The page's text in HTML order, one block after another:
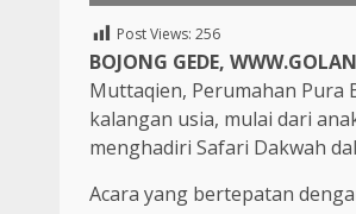
Post Views: 256
BOJONG GEDE,
Muttaqien, Perumahan Pura
kalangan usia, mulai dari
menghadiri Safari Dakwah
Acara yang bertepatan